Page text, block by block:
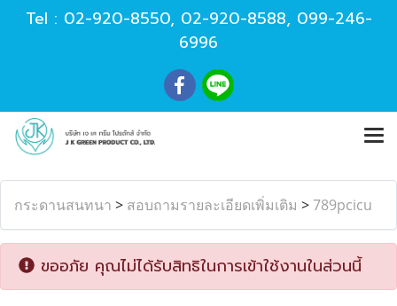
Tel : 02-920-8550, 02-920-8588, 099-246-
6996
กระดานสนทนา > สอบถามรายละเอียดเพิ่มเติม >789pcicu
ขออภัย คุณไม่ได้รับสิทธิในการเข้าใช้งานในส่วนนี้